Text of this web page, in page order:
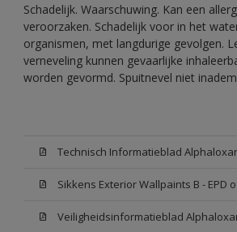
Schadelijk. Waarschuwing. Kan een
veroorzaken. Schadelijk voor in het
organismen, met langdurige gevolgen.
verneveling kunnen gevaarlijke
worden gevormd. Spuitnevel niet
Technisch Informatieblad